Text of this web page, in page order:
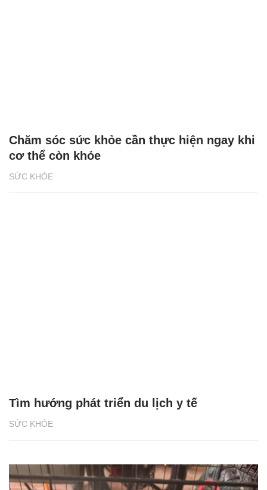
SỨC KHỎE
Chăm sóc sức khỏe cần thực hiện ngay khi
cơ thể còn khỏe
SỨC KHỎE
Tìm hướng phát triển du lịch y tế